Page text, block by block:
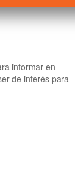
informar en
de interés para